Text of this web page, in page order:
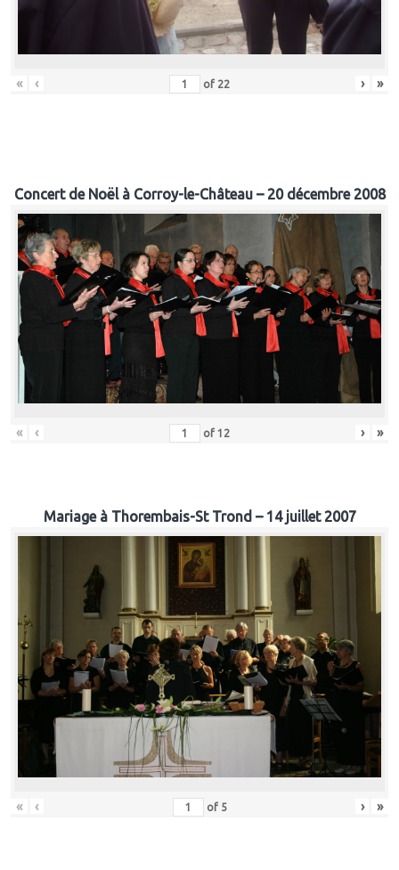
« ‹ of 22 › »
Concert de Noël à Corroy-le-Château – 20 décembre 2008
« ‹ of 12 › »
Mariage à Thorembais-St Trond – 14 juillet 2007
« ‹ of 5 › »